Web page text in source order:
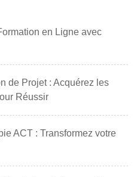
en Ligne avec
de Projet : Acquérez les
Réussir
ACT : Transformez votre